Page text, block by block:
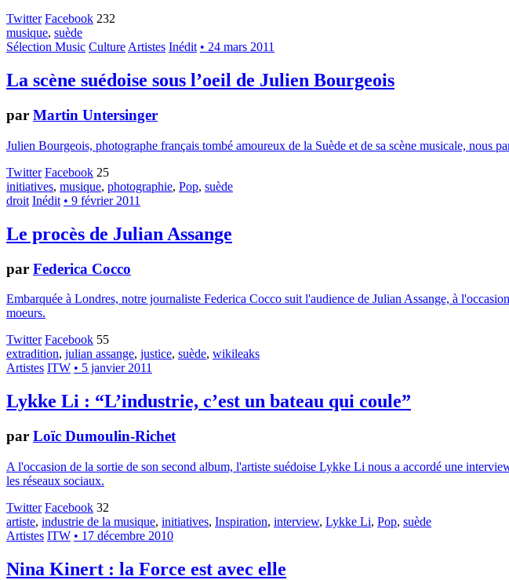
Twitter Facebook 232
musique, suède
Sélection Music CultureArtistes Inédit • 24 mars 2011
La scène suédoise sous l’oeil de Julien Bourgeois
par Martin Untersinger
Julien Bourgeois, photographe français tombé amoureux de la Suède et de sa scène musicale, nous
Twitter Facebook 25
initiatives, musique, photographie, Pop, suède
droit Inédit • 9 février 2011
Le procès de Julian Assange
par Federica Cocco
Embarquée à Londres, notre journaliste Federica Cocco suit l'audience de Julian Assange, à
moeurs.
Twitter Facebook 55
extradition, julian assange, justice, suède, wikileaks
Artistes ITW • 5 janvier 2011
Lykke Li : “L’industrie, c’est un bateau qui coule”
par Loïc Dumoulin-Richet
A l'occasion de la sortie de son second album, l'artiste suédoise Lykke Li nous a accordé une
les réseaux sociaux.
Twitter Facebook 32
artiste, industrie de la musique, initiatives, Inspiration, interview, Lykke Li, Pop, suède
Artistes ITW • 17 décembre 2010
Nina Kinert : la Force est avec elle